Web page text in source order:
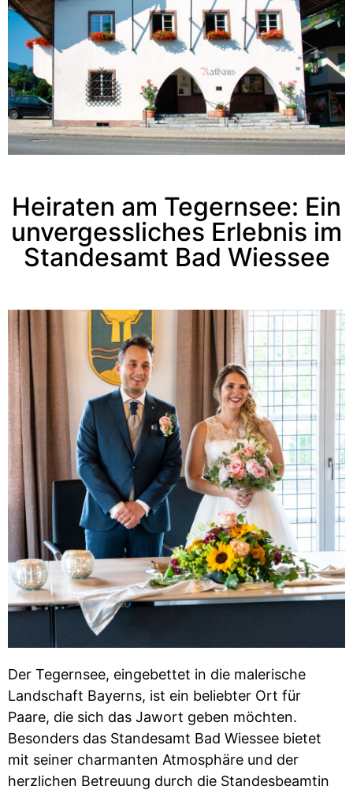
Heiraten am Tegernsee: Ein
unvergessliches Erlebnis im
Standesamt Bad Wiessee
Der Tegernsee, eingebettet in die malerische
Landschaft Bayerns, ist ein beliebter Ort für
Paare, die sich das Jawort geben möchten.
Besonders das Standesamt Bad Wiessee bietet
mit seiner charmanten Atmosphäre und der
herzlichen Betreuung durch die Standesbeamtin